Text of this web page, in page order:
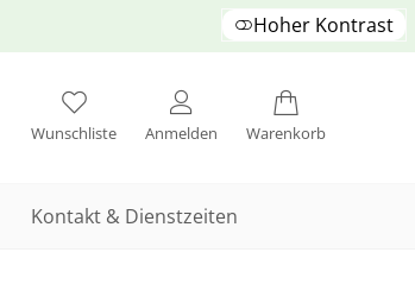
Hoher Kontrast
Wunschliste Anmelden Warenkorb
Kontakt & Dienstzeiten